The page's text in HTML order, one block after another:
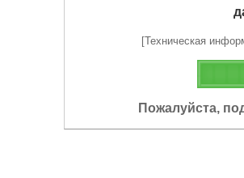
[Техническая
Пожалуйста,